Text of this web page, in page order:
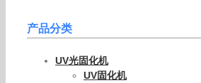
产品分类
UV光固化机
UV固化机